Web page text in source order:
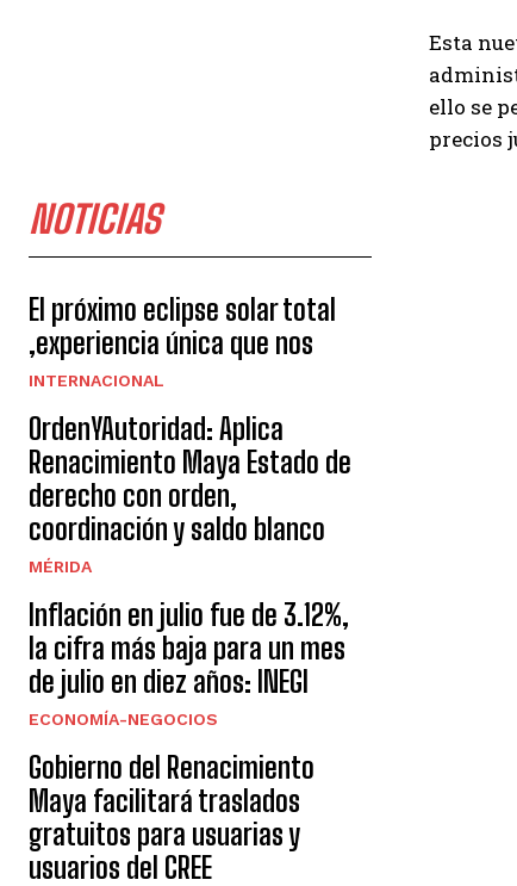
NOTICIAS
El próximo eclipse solar total
,experiencia única que nos
INTERNACIONAL
OrdenYAutoridad: Aplica
Renacimiento Maya Estado de
derecho con orden,
coordinación y saldo blanco
MÉRIDA
Inflación en julio fue de 3.12%,
la cifra más baja para un mes
de julio en diez años: INEGI
ECONOMÍA-NEGOCIOS
Gobierno del Renacimiento
Maya facilitará traslados
gratuitos para usuarias y
usuarios del CREE
Esta
ello se
precios